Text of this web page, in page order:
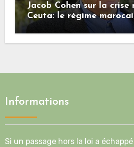
Jacob Cohen sur la
Ceuta: le régime
bonne part de sa
de l’Union européenne
Informations
Si un passage hors la loi a